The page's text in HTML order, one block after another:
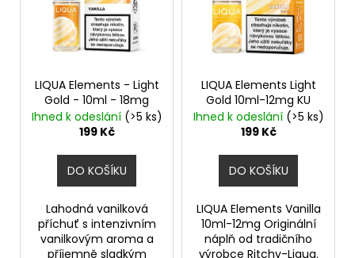
LIQUA Elements - Light
Gold - 10ml - 18mg
Ihned k odeslání (>5 ks)
199 Kč
DO KOŠÍKU
Lahodná vanilková
příchuť s intenzivním
vanilkovým aroma a
příjemně sladkým
LIQUA Elements Light
Gold 10ml-12mg KU
Ihned k odeslání (>5 ks)
199 Kč
DO KOŠÍKU
LIQUA Elements Vanilla
10ml-12mg Originální
náplň od tradičního
výrobce Ritchy-Liqua.
Původně: